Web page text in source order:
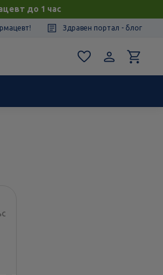
до 1 час
Здравен портал - блог